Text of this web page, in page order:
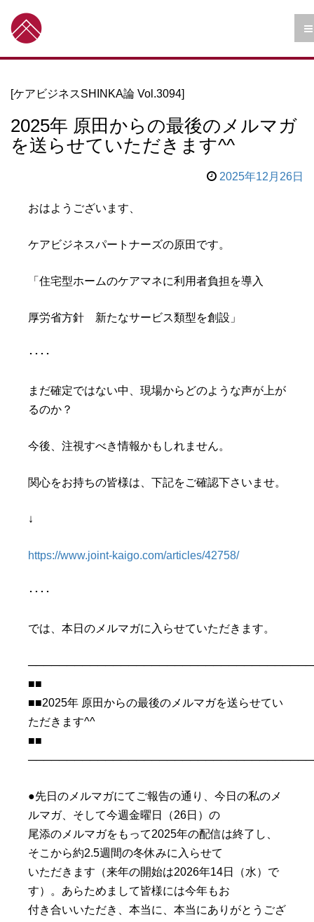
[ケアビジネスSHINKA論 Vol.3094]
2025年 原田からの最後のメルマガ
を送らせていただきます^^
2025年12月26日
おはようございます、
ケアビジネスパートナーズの原田です。
「住宅型ホームのケアマネに利用者負担を導入
厚労省方針 新たなサービス類型を創設」
････
まだ確定ではない中、現場からどのような声が上が
るのか？
今後、注視すべき情報かもしれません。
関心をお持ちの皆様は、下記をご確認下さいませ。
↓
https://www.joint-kaigo.com/articles/42758/
････
では、本日のメルマガに入らせていただきます。
■■
■■2025年 原田からの最後のメルマガを送らせてい
ただきます^^
■■
●先日のメルマガにてご報告の通り、今日の私のメ
ルマガ、そして今週金曜日（26日）の
尾添のメルマガをもって2025年の配信は終了し、
そこから約2.5週間の冬休みに入らせて
いただきます（来年の開始は2026年14日（水）で
す）。あらためまして皆様には今年もお
付き合いいただき、本当に、本当にありがとうござ